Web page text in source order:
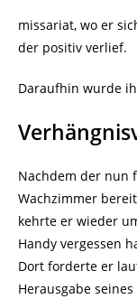
missariat, wo er
der positiv verlief.
Daraufhin wurde
Nachdem der nun
Wachzimmer
kehrte er wieder
Handy vergessen
Dort forderte er
Herausgabe